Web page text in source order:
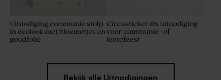
Uitnodiging communie stolp
in ecolook met bloemetjes en
goudfolie
Circusticket als uitnodiging
voor communie- of
lentefeest
Bekijk alle Uitnodigingen